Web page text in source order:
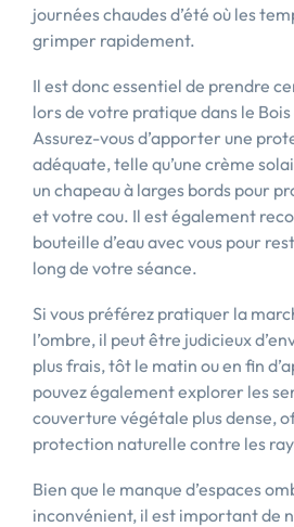
journées chaudes d’été où les
grimper rapidement.
Il est donc essentiel de prendre
lors de votre pratique dans le
Assurez-vous d’apporter une
adéquate, telle qu’une crème
un chapeau à larges bords pour
et votre cou. Il est également
bouteille d’eau avec vous pour
long de votre séance.
Si vous préférez pratiquer la
l’ombre, il peut être judicieux
plus frais, tôt le matin ou en fin
pouvez également explorer les
couverture végétale plus dense,
protection naturelle contre les
Bien que le manque d’espaces
inconvénient, il est important de